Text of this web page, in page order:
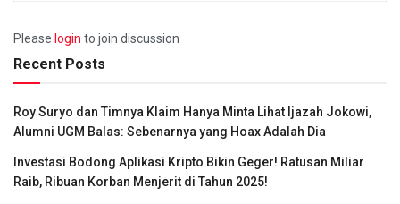
Please login to join discussion
Recent Posts
Roy Suryo dan Timnya Klaim Hanya Minta Lihat Ijazah Jokowi,
Alumni UGM Balas: Sebenarnya yang Hoax Adalah Dia
Investasi Bodong Aplikasi Kripto Bikin Geger! Ratusan Miliar
Raib, Ribuan Korban Menjerit di Tahun 2025!